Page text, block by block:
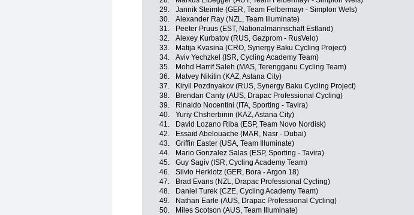
29.
Jannik Steimle (GER, Team Felbermayr - Simplon Wels)
30.
Alexander Ray (NZL, Team Illuminate)
31.
Peeter Pruus (EST, Nationalmannschaft Estland)
32.
Alexey Kurbatov (RUS, Gazprom - RusVelo)
33.
Matija Kvasina (CRO, Synergy Baku Cycling Project)
34.
Aviv Yechzkel (ISR, Cycling Academy Team)
35.
Mohd Harrif Saleh (MAS, Terengganu Cycling Team)
36.
Matvey Nikitin (KAZ, Astana City)
37.
Kiryll Pozdnyakov (RUS, Synergy Baku Cycling Project)
38.
Brendan Canty (AUS, Drapac Professional Cycling)
39.
Rinaldo Nocentini (ITA, Sporting - Tavira)
40.
Yuriy Chsherbinin (KAZ, Astana City)
41.
David Lozano Riba (ESP, Team Novo Nordisk)
42.
Essaïd Abelouache (MAR, Nasr - Dubai)
43.
Griffin Easter (USA, Team Illuminate)
44.
Mario Gonzalez Salas (ESP, Sporting - Tavira)
45.
Guy Sagiv (ISR, Cycling Academy Team)
46.
Silvio Herklotz (GER, Bora - Argon 18)
47.
Brad Evans (NZL, Drapac Professional Cycling)
48.
Daniel Turek (CZE, Cycling Academy Team)
49.
Nathan Earle (AUS, Drapac Professional Cycling)
50.
Miles Scotson (AUS, Team Illuminate)